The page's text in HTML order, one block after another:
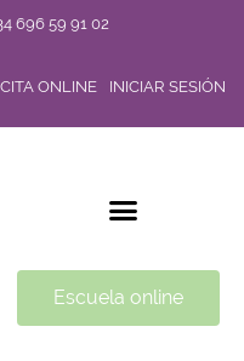
696 59 91 02
ONLINE INICIAR SESIÓN
Escuela online